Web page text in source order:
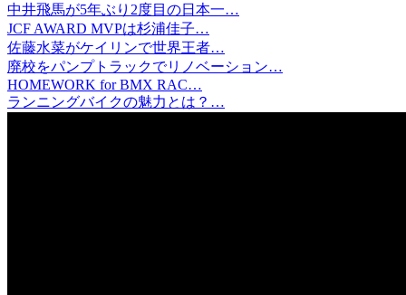
中井飛馬が5年ぶり2度目の日本一…
JCF AWARD MVPは杉浦佳子…
佐藤水菜がケイリンで世界王者…
廃校をパンプトラックでリノベーション…
HOMEWORK for BMX RAC…
ランニングバイクの魅力とは？…